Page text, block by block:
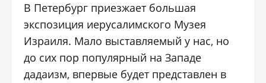
В Петербург приезжает большая
экспозиция иерусалимского Музея
Израиля. Мало выставляемый у нас, но
до сих пор популярный на Западе
дадаизм, впервые будет представлен в